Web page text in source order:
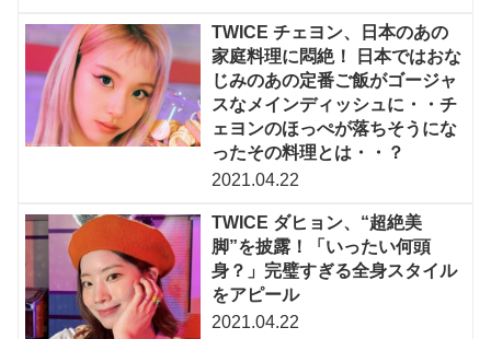
TWICE チェヨン、日本のあの
家庭料理に悶絶！ 日本ではおな
じみのあの定番ご飯がゴージャ
スなメインディッシュに・・チ
ェヨンのほっぺが落ちそうにな
ったその料理とは・・？
2021.04.22
TWICE ダヒョン、“超絶美
脚”を披露！「いったい何頭
身？」完璧すぎる全身スタイル
をアピール
2021.04.22